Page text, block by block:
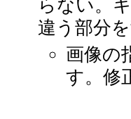
らない。
違う部分
画像の
す。修